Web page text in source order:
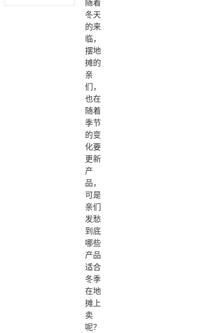
冬天
的来
临，
摆地
摊的
亲
们，
也在
随着
季节
的变
化要
更新
产
品，
可是
亲们
发愁
到底
哪些
产品
适合
冬季
在地
摊上
卖
呢？